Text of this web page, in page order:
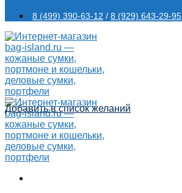
8 (499) 390-63-12 / 8 (929) 643-29-95
Добавить в список желаний